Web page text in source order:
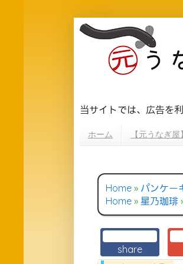
当サイトでは、広告を
ホーム 【元うなぎ
Home » パンケー
Home » 星乃珈琲
share